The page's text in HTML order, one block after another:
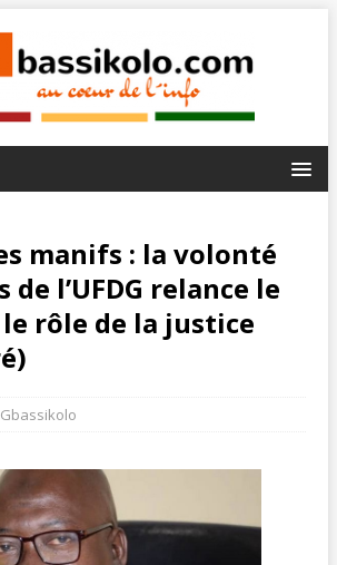
manifs : la volonté
de l’UFDG relance le
rôle de la justice
Gbassikolo